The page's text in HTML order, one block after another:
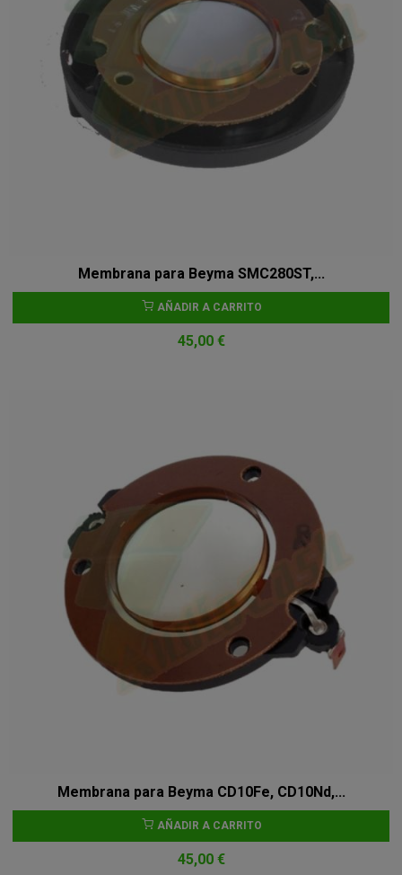
Membrana para Beyma SMC280ST,...
AÑADIR A CARRITO
45,00 €
Membrana para Beyma CD10Fe, CD10Nd,...
AÑADIR A CARRITO
45,00 €